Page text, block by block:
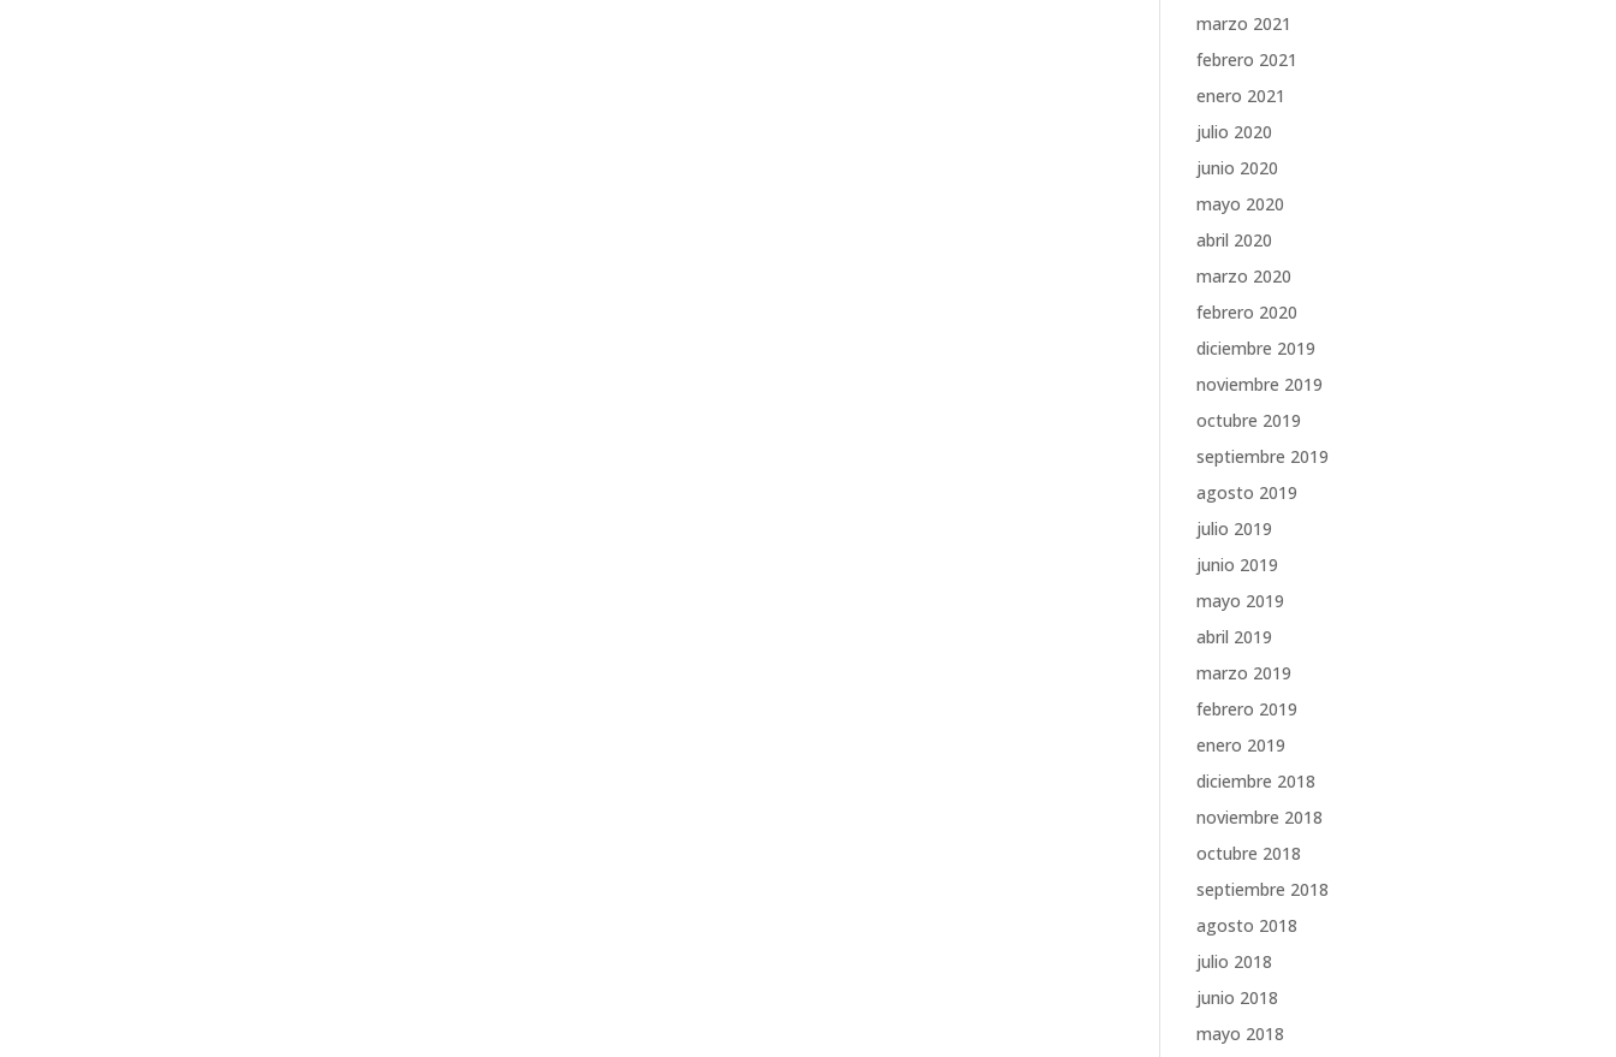
marzo 2021
febrero 2021
enero 2021
julio 2020
junio 2020
mayo 2020
abril 2020
marzo 2020
febrero 2020
diciembre 2019
noviembre 2019
octubre 2019
septiembre 2019
agosto 2019
julio 2019
junio 2019
mayo 2019
abril 2019
marzo 2019
febrero 2019
enero 2019
diciembre 2018
noviembre 2018
octubre 2018
septiembre 2018
agosto 2018
julio 2018
junio 2018
mayo 2018